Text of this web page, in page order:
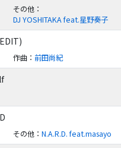
その他 ：
DJ YOSHITAKA feat.星野奏子
作曲 ： 前田尚紀
その他 ：N.A.R.D. feat.masayo